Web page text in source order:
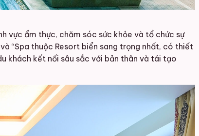
vực ẩm thực, chăm sóc sức khỏe và tổ chức sự
“Spa thuộc Resort biển sang trọng nhất, có thiết
khách kết nối sâu sắc với bản thân và tái tạo